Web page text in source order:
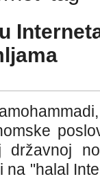
državnoj
na "halal